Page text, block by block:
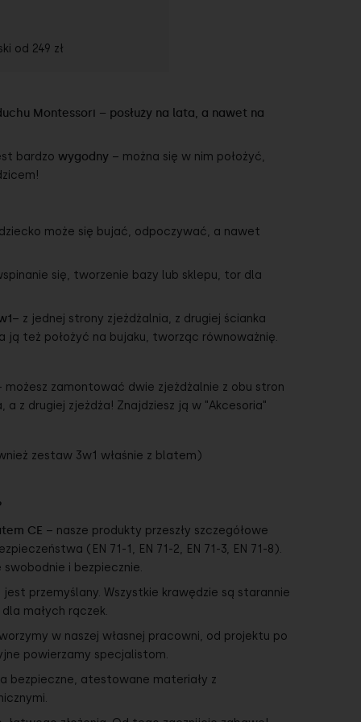
od 249 zł
Montessori – posłuży na lata, a nawet na
bardzo wygodny – można się w nim położyć,
może się bujać, odpoczywać, a nawet
się, tworzenie bazy lub sklepu, tor dla
– z jednej strony zjeżdżalnia, z drugiej ścianka
ją też położyć na bujaku, tworząc równoważnię.
możesz zamontować dwie zjeżdżalnie z obu stron
z drugiej zjeżdża! Znajdziesz ją w "Akcesoria"
zestaw 3w1 właśnie z blatem)
CE – nasze produkty przeszły szczegółowe
(EN 71-1, EN 71-2, EN 71-3, EN 71-8).
i bezpiecznie.
przemyślany. Wszystkie krawędzie są starannie
małych rączek.
w naszej własnej pracowni, od projektu po
powierzamy specjalistom.
bezpieczne, atestowane materiały z